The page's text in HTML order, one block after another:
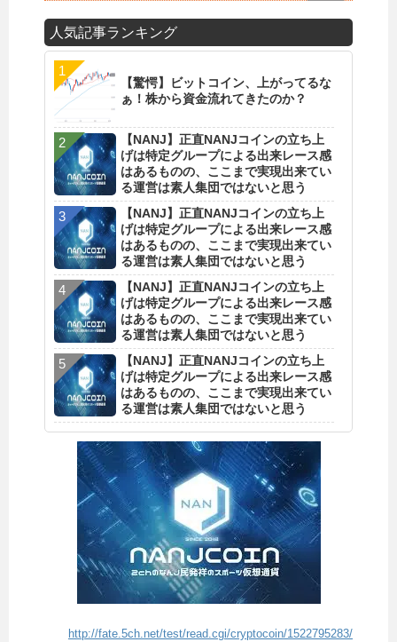
人気記事ランキング
【驚愕】ビットコイン、上がってるな
ぁ！株から資金流れてきたのか？
【NANJ】正直NANJコインの立ち上
げは特定グループによる出来レース感
はあるものの、ここまで実現出来てい
る運営は素人集団ではないと思う
【NANJ】正直NANJコインの立ち上
げは特定グループによる出来レース感
はあるものの、ここまで実現出来てい
る運営は素人集団ではないと思う
【NANJ】正直NANJコインの立ち上
げは特定グループによる出来レース感
はあるものの、ここまで実現出来てい
る運営は素人集団ではないと思う
【NANJ】正直NANJコインの立ち上
げは特定グループによる出来レース感
はあるものの、ここまで実現出来てい
る運営は素人集団ではないと思う
http://fate.5ch.net/test/read.cgi/cryptocoin/1522795283/